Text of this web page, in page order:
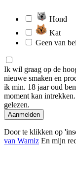
Hond
Kat
Geen van
Ik wil graag op de
nieuwe smaken en
ik min. 18 jaar oud
moment kan
gelezen.
Aanmelden
Door te klikken op
van Wamiz En mijn